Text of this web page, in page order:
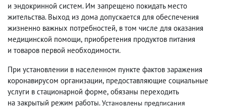
и эндокринной систем. Им запрещено покидать место
жительства. Выход из дома допускается для обеспечения
жизненно важных потребностей, в том числе для оказания
медицинской помощи, приобретения продуктов питания
и товаров первой необходимости.
При установлении в населенном пункте фактов заражения
коронавирусом организации, предоставляющие социальные
услуги в стационарной форме, обязаны переходить
на закрытый режим работы.Установлены предписания